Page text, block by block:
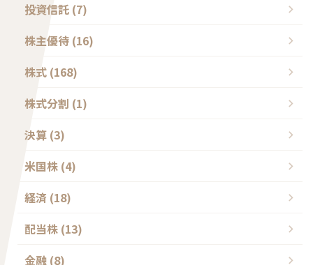
投資信託 (7)
株主優待 (16)
株式 (168)
株式分割 (1)
決算 (3)
米国株 (4)
経済 (18)
配当株 (13)
金融 (8)